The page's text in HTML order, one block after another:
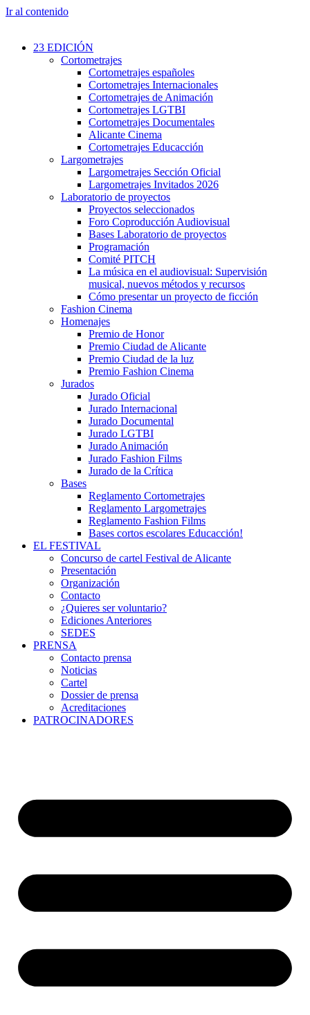
Ir al contenido
23 EDICIÓN
Cortometrajes
Cortometrajes españoles
Cortometrajes Internacionales
Cortometrajes de Animación
Cortometrajes LGTBI
Cortometrajes Documentales
Alicante Cinema
Cortometrajes Educacción
Largometrajes
Largometrajes Sección Oficial
Largometrajes Invitados 2026
Laboratorio de proyectos
Proyectos seleccionados
Foro Coproducción Audiovisual
Bases Laboratorio de proyectos
Programación
Comité PITCH
La música en el audiovisual: Supervisión
musical, nuevos métodos y recursos
Cómo presentar un proyecto de ficción
Fashion Cinema
Homenajes
Premio de Honor
Premio Ciudad de Alicante
Premio Ciudad de la luz
Premio Fashion Cinema
Jurados
Jurado Oficial
Jurado Internacional
Jurado Documental
Jurado LGTBI
Jurado Animación
Jurado Fashion Films
Jurado de la Crítica
Bases
Reglamento Cortometrajes
Reglamento Largometrajes
Reglamento Fashion Films
Bases cortos escolares Educacción!
EL FESTIVAL
Concurso de cartel Festival de Alicante
Presentación
Organización
Contacto
¿Quieres ser voluntario?
Ediciones Anteriores
SEDES
PRENSA
Contacto prensa
Noticias
Cartel
Dossier de prensa
Acreditaciones
PATROCINADORES